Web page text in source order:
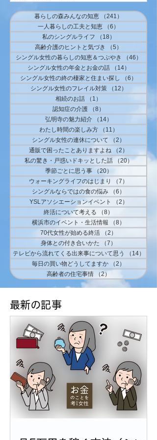
暮らしの森みんなの知恵 （241）
241件の記事
一人暮らしの工夫と知恵
（6）
私のシングルライフ
（18）
高齢介護のヒントと気づき
（5）
シングル女性の暮らしの知恵＆つぶやき
（46）
シングル女性の年金とお金の話
（14）
シングル女性の終の棲家と住まい探し
（6）
シングル女性のフレイル対策
（12）
相続のお話
（1）
認知症の介護
（8）
弘明寺の魅力紹介
（14）
わたし時間の楽しみ方
（11）
シングル女性の連休について
（2）
通販で困ったことありますよね
（2）
2件の記事
私の驚き・戸惑いドキッとした話
（20）20件の記
季節ごとに思う事
（20）
ウォーキングライフのはじまり
（7）
シングルならではの食の悩み
（6）
YSLアソシエーションイベント
（2）
終活について考える
（8）
横浜市のイベント・生活情報
（8）
70代女性が始める終活
（2）
身体との付き合いかた
（7）
テレビから流れてくる出来事について思う
（14）
毎日の買い物どうしてますか
（2）
高齢者の住宅事情
（2）
​最新の記事